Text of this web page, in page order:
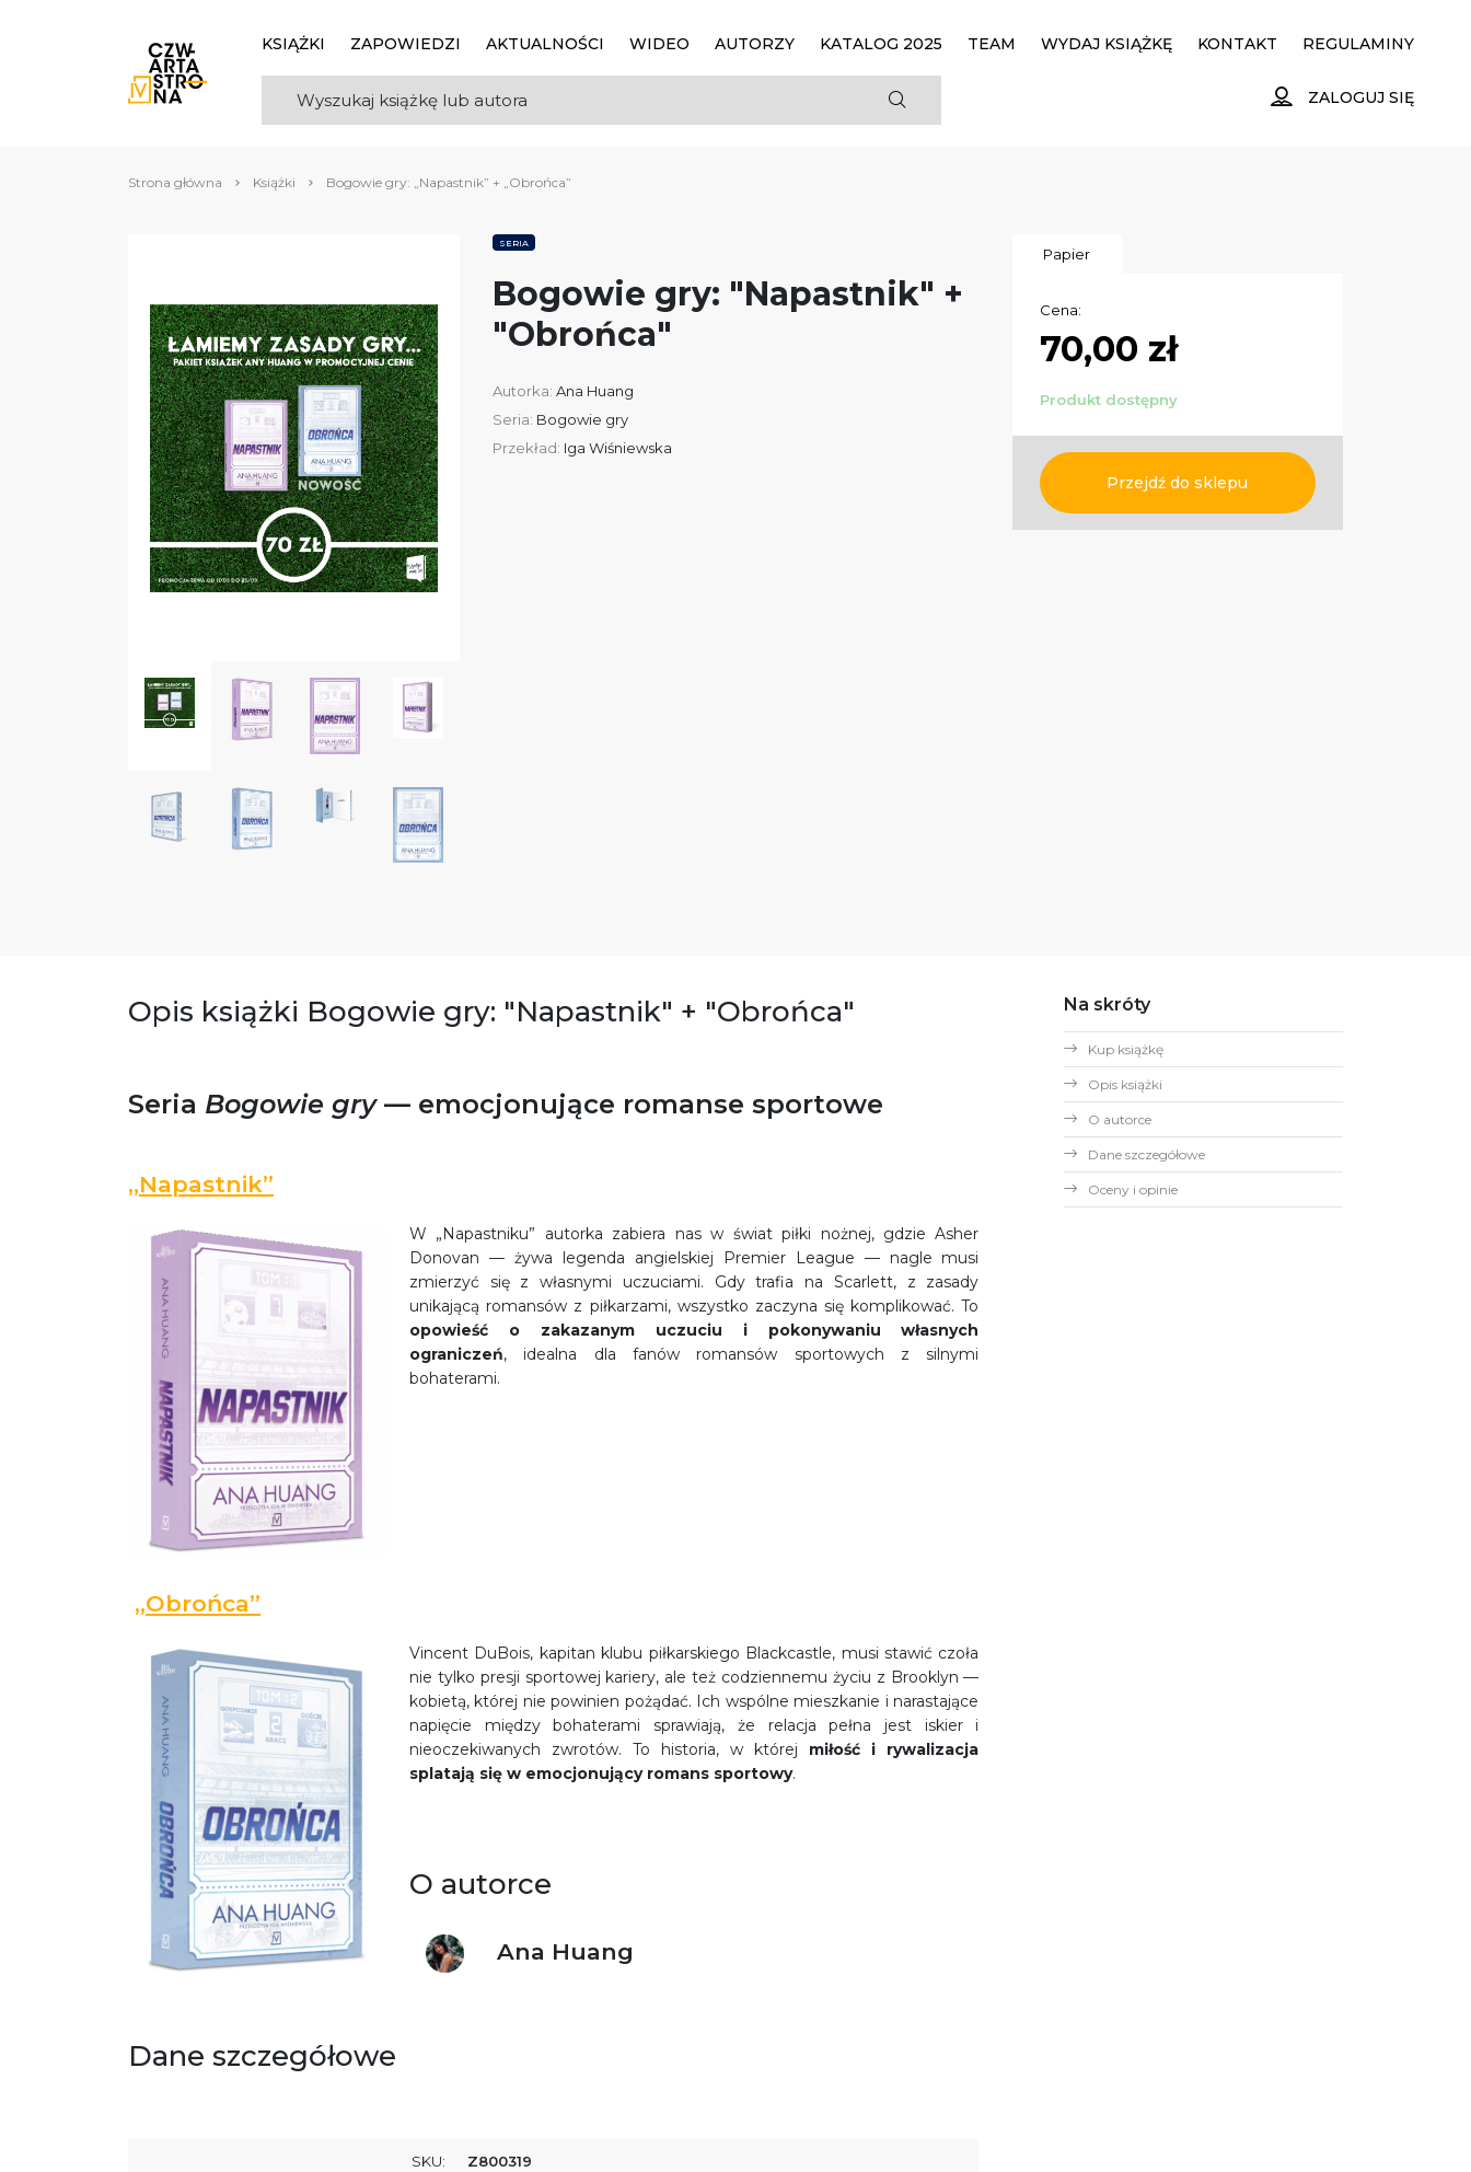
KSIĄŻKI ZAPOWIEDZI AKTUALNOŚCI WIDEO AUTORZY KATALOG 2025 TEAM WYDAJ KSIĄŻKĘ KONTAKT REGULAMINY
ZALOGUJ SIĘ
Strona główna Książki Bogowie gry: „Napastnik” + „Obrońca”
SERIA
Bogowie gry: "Napastnik" +
"Obrońca"
Autorka: Ana Huang
Seria: Bogowie gry
Przekład: Iga Wiśniewska
Papier
Cena:
70,00 zł
Produkt dostępny
Przejdź do sklepu
Opis książki Bogowie gry: "Napastnik" + "Obrońca"
Seria Bogowie gry — emocjonujące romanse sportowe
„Napastnik”
W „Napastniku” autorka zabiera nas w świat piłki nożnej, gdzie Asher
Donovan — żywa legenda angielskiej Premier League — nagle musi
zmierzyć się z własnymi uczuciami. Gdy trafia na Scarlett, z zasady
unikającą romansów z piłkarzami, wszystko zaczyna się komplikować. To
opowieść o zakazanym uczuciu i pokonywaniu własnych
ograniczeń, idealna dla fanów romansów sportowych z silnymi
bohaterami.
„Obrońca”
Vincent DuBois, kapitan klubu piłkarskiego Blackcastle, musi stawić czoła
nie tylko presji sportowej kariery, ale też codziennemu życiu z Brooklyn —
kobietą, której nie powinien pożądać. Ich wspólne mieszkanie i narastające
napięcie między bohaterami sprawiają, że relacja pełna jest iskier i
nieoczekiwanych zwrotów. To historia, w której miłość i rywalizacja
splatają się w emocjonujący romans sportowy.
O autorce
Ana Huang
Dane szczegółowe
SKU: Z800319
Na skróty
Kup książkę
Opis książki
O autorce
Dane szczegółowe
Oceny i opinie